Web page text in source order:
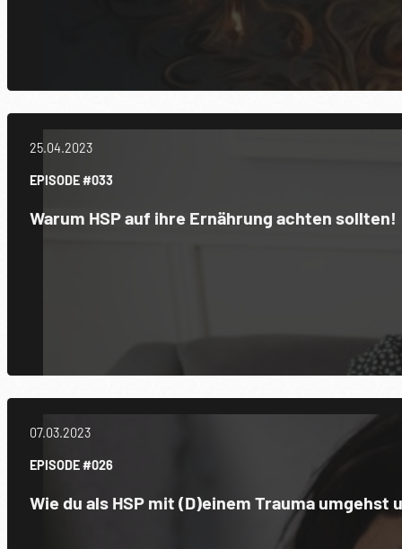
25.04.2023
EPISODE #033
Warum HSP auf ihre Ernährung achten sollten!
07.03.2023
EPISODE #026
Wie du als HSP mit (D)einem Trauma